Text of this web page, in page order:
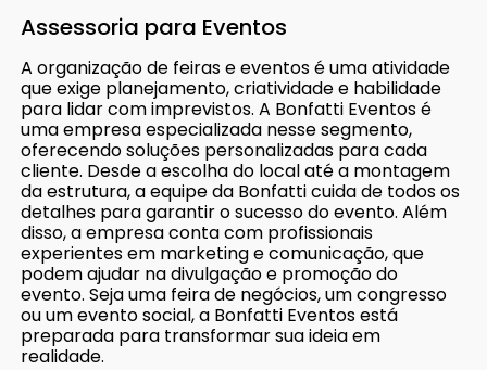
Assessoria para Eventos
A organização de feiras e eventos é uma atividade
que exige planejamento, criatividade e habilidade
para lidar com imprevistos. A Bonfatti Eventos é
uma empresa especializada nesse segmento,
oferecendo soluções personalizadas para cada
cliente. Desde a escolha do local até a montagem
da estrutura, a equipe da Bonfatti cuida de todos os
detalhes para garantir o sucesso do evento. Além
disso, a empresa conta com profissionais
experientes em marketing e comunicação, que
podem ajudar na divulgação e promoção do
evento. Seja uma feira de negócios, um congresso
ou um evento social, a Bonfatti Eventos está
preparada para transformar sua ideia em
realidade.